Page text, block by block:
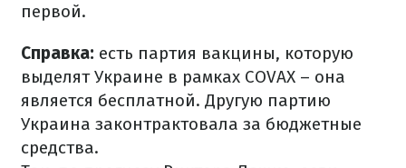
первой.
Справка: есть партия вакцины, которую
выделят Украине в рамках COVAX – она
является бесплатной. Другую партию
Украина законтрактовала за бюджетные
средства.